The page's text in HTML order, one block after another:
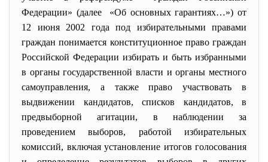
Федерации» (далее «Об основных гарантиях…») от
12 июня 2002 года под избирательными правами
граждан понимается конституционное право граждан
Российской Федерации избирать и быть избранными
в органы государственной власти и органы местного
самоуправления, а также право участвовать в
выдвижении кандидатов, списков кандидатов, в
предвыборной агитации, в наблюдении за
проведением выборов, работой избирательных
комиссий, включая установление итогов голосования